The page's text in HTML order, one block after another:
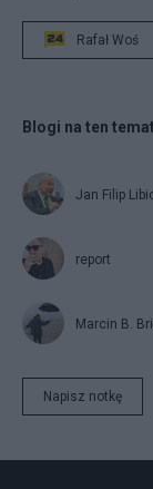
Rafał Woś
Blogi na ten temat
Jan Filip
report
Marcin B.
Napisz notkę